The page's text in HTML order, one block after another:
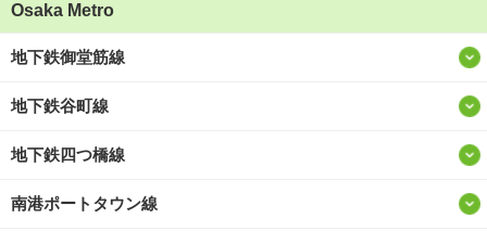
Osaka Metro
地下鉄御堂筋線
地下鉄谷町線
地下鉄四つ橋線
南港ポートタウン線